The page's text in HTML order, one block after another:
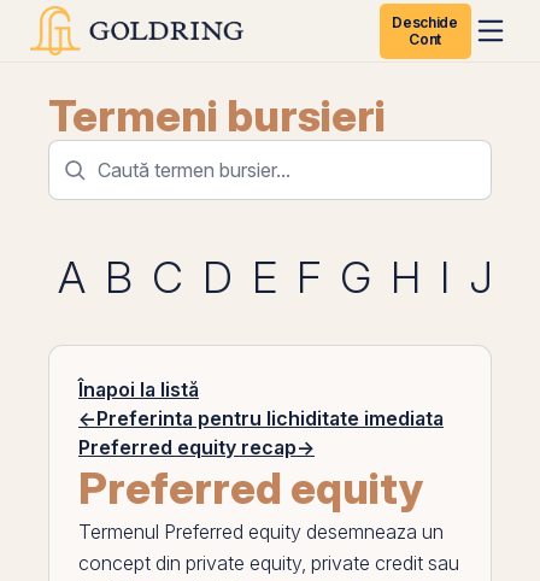
Deschide
Cont
Termeni bursieri
A B C D E F G H I J
Înapoi la listă
←Preferinta pentru lichiditate imediata
Preferred equity recap→
Preferred equity
Termenul Preferred equity desemneaza un
concept din private equity, private credit sau